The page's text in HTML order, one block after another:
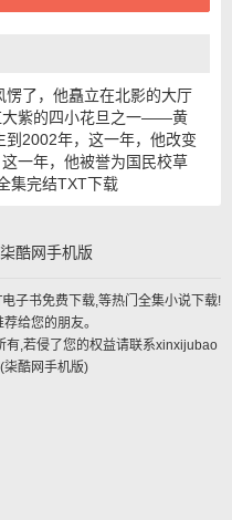
了，他矗立在北影的大厅
大紫的四小花旦之一——黄
2002年，这一年，他改变
一年，他被誉为国民校草
集完结TXT下载
柒酷网手机版
子书免费下载,等热门全集小说下载!
给您的朋友。
有,若侵了您的权益请联系xinxijubao
柒酷网手机版)